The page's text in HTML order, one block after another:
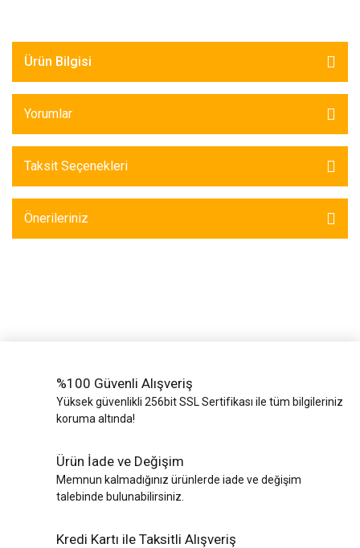
Ürün Bilgisi
Yorumlar
Taksit Seçenekleri
Önerileriniz
%100 Güvenli Alışveriş
Yüksek güvenlikli 256bit SSL Sertifikası ile tüm bilgileriniz
koruma altında!
Ürün İade ve Değişim
Memnun kalmadığınız ürünlerde iade ve değişim
talebinde bulunabilirsiniz.
Kredi Kartı ile Taksitli Alışveriş